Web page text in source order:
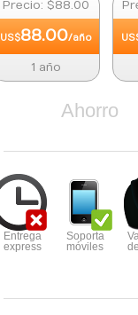
Precio: $88.00
US$88.00/año
1 año
Ahorro
Entrega
express
Soporta
móviles